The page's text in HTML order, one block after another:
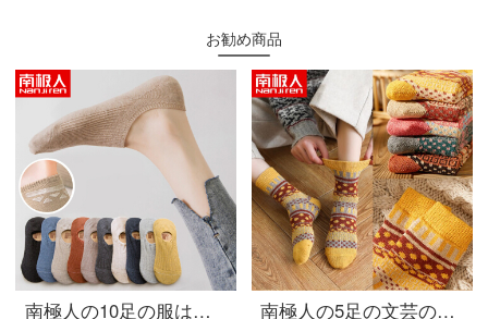
お勧め商品
南極人の10足の服は遅いです。女性の靴下は女性の靴下と秋冬綿のステルス靴下です。
南極人の5足の文芸の復古の女性の靴下の女性の靴下の長い靴下の女性の復古のウールはつづり合わせて色の冬季の保温する靴下のウサギの毛の中で靴下の女性の睡眠の靴下の百足の平均サイズに当たります。